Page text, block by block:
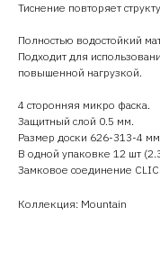
Тиснение повторяет
Полностью водостойкий
Подходит для
повышенной нагрузкой.
4 сторонняя микро фаска.
Защитный слой 0.5 мм.
Размер доски 626-313-4
В одной упаковке 12 шт
Замковое соединение
Коллекция: Mountain